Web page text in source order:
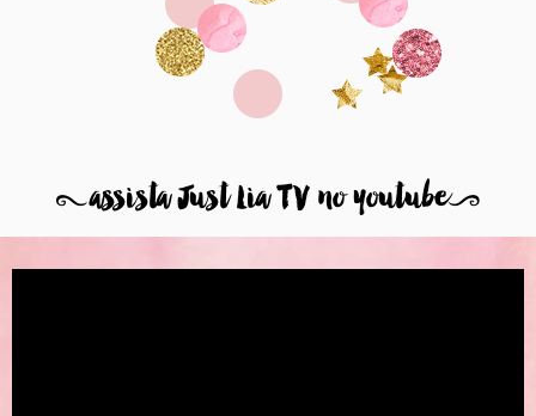
8assista Just Lia TV no youtube9